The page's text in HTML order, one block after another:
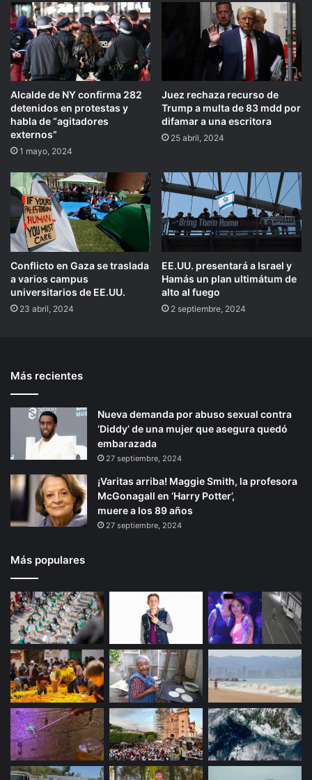
Alcalde de NY confirma 282
detenidos en protestas y
habla de “agitadores
externos”
1 mayo, 2024
Juez rechaza recurso de
Trump a multa de 83 mdd por
difamar a una escritora
25 abril, 2024
Conflicto en Gaza se traslada
a varios campus
universitarios de EE.UU.
23 abril, 2024
EE.UU. presentará a Israel y
Hamás un plan ultimátum de
alto al fuego
2 septiembre, 2024
Más recientes
Nueva demanda por abuso sexual contra
‘Diddy’ de una mujer que asegura quedó
embarazada
27 septiembre, 2024
¡Varitas arriba! Maggie Smith, la profesora
McGonagall en ‘Harry Potter’,
muere a los 89 años
27 septiembre, 2024
Más populares